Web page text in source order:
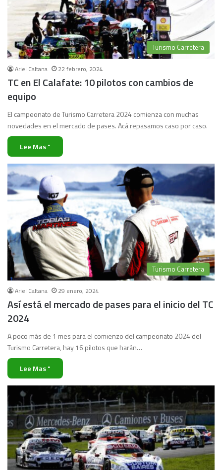
Turismo Carretera
Ariel Caltana 22 febrero, 2024
TC en El Calafate: 10 pilotos con cambios de
equipo
El campeonato de Turismo Carretera 2024 comienza con muchas
novedades en el mercado de pases. Acá repasamos caso por caso.
Lee Mas "
Turismo Carretera
Ariel Caltana 29 enero, 2024
Así está el mercado de pases para el inicio del TC
2024
A poco más de 1 mes para el comienzo del campeonato 2024 del
Turismo Carretera, hay 16 pilotos que harán…
Lee Mas "